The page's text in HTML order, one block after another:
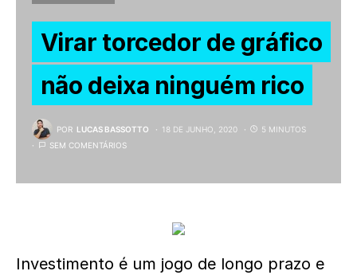
Virar torcedor de gráfico
não deixa ninguém rico
POR LUCAS BASSOTTO 18 DE JUNHO, 2020
5 MINUTOS
SEM COMENTÁRIOS
Investimento é um jogo de longo prazo e